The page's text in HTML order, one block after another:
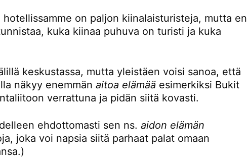
on paljon kiinalaisturisteja, mutta en
kuka kiinaa puhuva on turisti ja kuka
keskustassa, mutta yleistäen voisi sanoa, että
näkyy enemmän aitoa elämää esimerkiksi Bukit
verrattuna ja pidän siitä kovasti.
ehdottomasti sen ns. aidon elämän
joka voi napsia siitä parhaat palat omaan